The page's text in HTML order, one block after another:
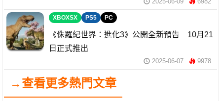
XBOXSX PS5 PC
《侏羅紀世界：進化3》公開全新預告 10月21
日正式推出
2025-06-07 9978
→查看更多熱門文章